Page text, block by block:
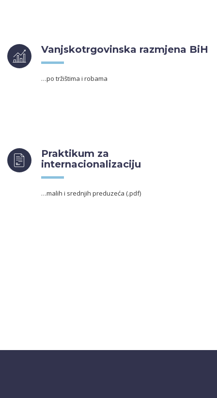
Vanjskotrgovinska razmjena BiH
…po tržištima i robama
Praktikum za
internacionalizaciju
…malih i srednjih preduzeća (.pdf)